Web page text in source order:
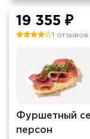
19 355 ₽
1 отзывов
Фуршетный
персон